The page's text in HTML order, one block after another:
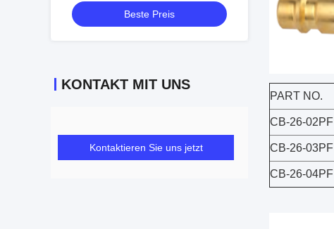
Beste Preis
KONTAKT MIT UNS
Kontaktieren Sie uns jetzt
PART NO.
CB-26-02PF
CB-26-03PF
CB-26-04PF